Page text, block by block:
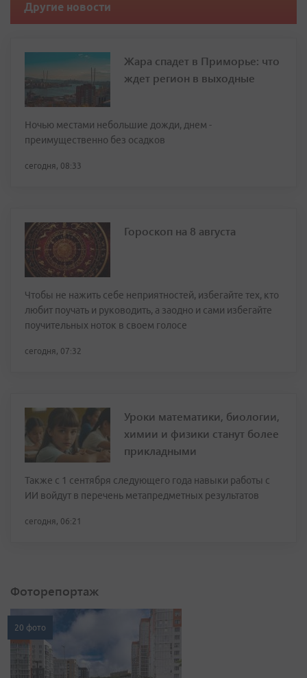
Другие новости
Жара спадет в Приморье: что
ждет регион в выходные
Ночью местами небольшие дожди, днем -
преимущественно без осадков
сегодня, 08:33
Гороскоп на 8 августа
Чтобы не нажить себе неприятностей, избегайте тех, кто
любит поучать и руководить, а заодно и сами избегайте
поучительных ноток в своем голосе
сегодня, 07:32
Уроки математики, биологии,
химии и физики станут более
прикладными
Также с 1 сентября следующего года навыки работы с
ИИ войдут в перечень метапредметных результатов
сегодня, 06:21
Фоторепортаж
20 фото